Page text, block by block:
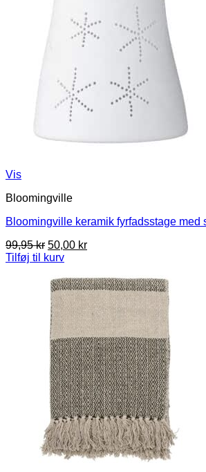
Vis
Bloomingville
Bloomingville keramik fyrfadsstage med
99,95kr Den
oprindelige
var:
99,95 kr.
50,00 krDen
er:
50,00 kr.
Tilføj til kurv